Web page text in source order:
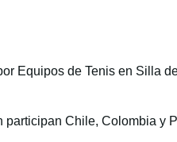
Equipos de Tenis en Silla
participan Chile, Colombia y